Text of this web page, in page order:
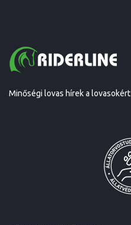
Minőségi lovas hírek a lovasokért